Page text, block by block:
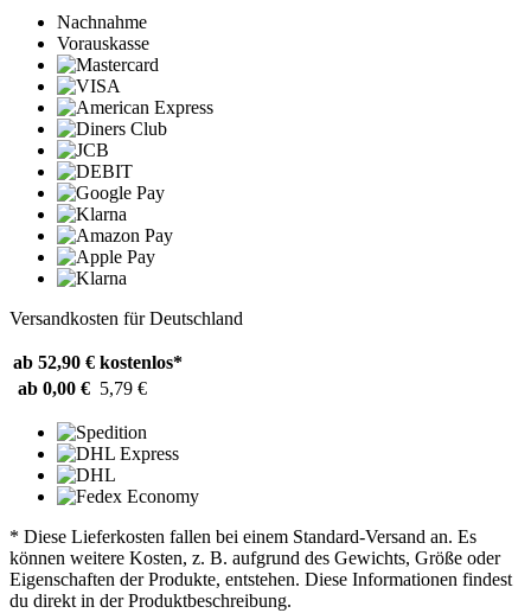
Nachnahme
Vorauskasse
Versandkosten für Deutschland
ab 52,90 € kostenlos*
ab 0,00 € 5,79 €
* Diese Lieferkosten fallen bei einem Standard-Versand an. Es
können weitere Kosten, z. B. aufgrund des Gewichts, Größe oder
Eigenschaften der Produkte, entstehen. Diese Informationen findest
du direkt in der Produktbeschreibung.